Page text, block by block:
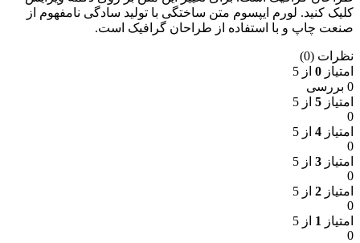
کلیک کنید. لورم ایپسوم متن ساختگی با تولید سادگی نامفهوم از
صنعت چاپ و با استفاده از طراحان گرافیک است.
نظرات (0)
امتیاز 0 از 5
0 بررسی
امتیاز 5 از 5
0
امتیاز 4 از 5
0
امتیاز 3 از 5
0
امتیاز 2 از 5
0
امتیاز 1 از 5
0